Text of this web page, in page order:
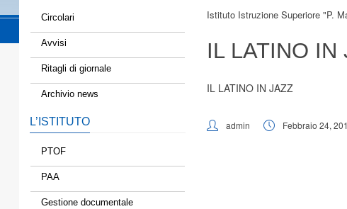
Circolari
Avvisi
Ritagli di giornale
Archivio news
L’ISTITUTO
PTOF
PAA
Gestione documentale
Istituto Istruzione Superiore "P.
IL LATINO IN
IL LATINO IN JAZZ
admin Febbraio 24,